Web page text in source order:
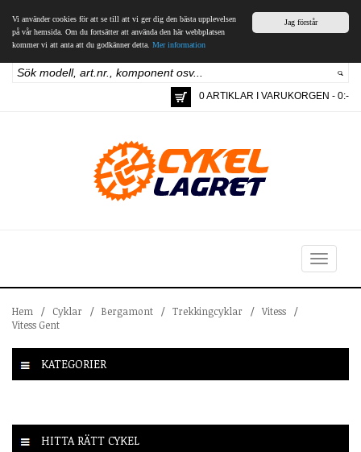
Jag förstår
Vi använder cookies för att se till att vi ger dig den bästa upplevelsen
på vår hemsida. Om du fortsätter att använda den här webbplatsen
kommer vi att anta att du godkänner detta. Mer information
0 ARTIKLAR I VARUKORGEN - 0:-
Toggle
navigation
Hem / Cyklar / Bergamont / Trekkingcyklar / Vitess
/
Vitess Gent
KATEGORIER
HITTA RÄTT CYKEL